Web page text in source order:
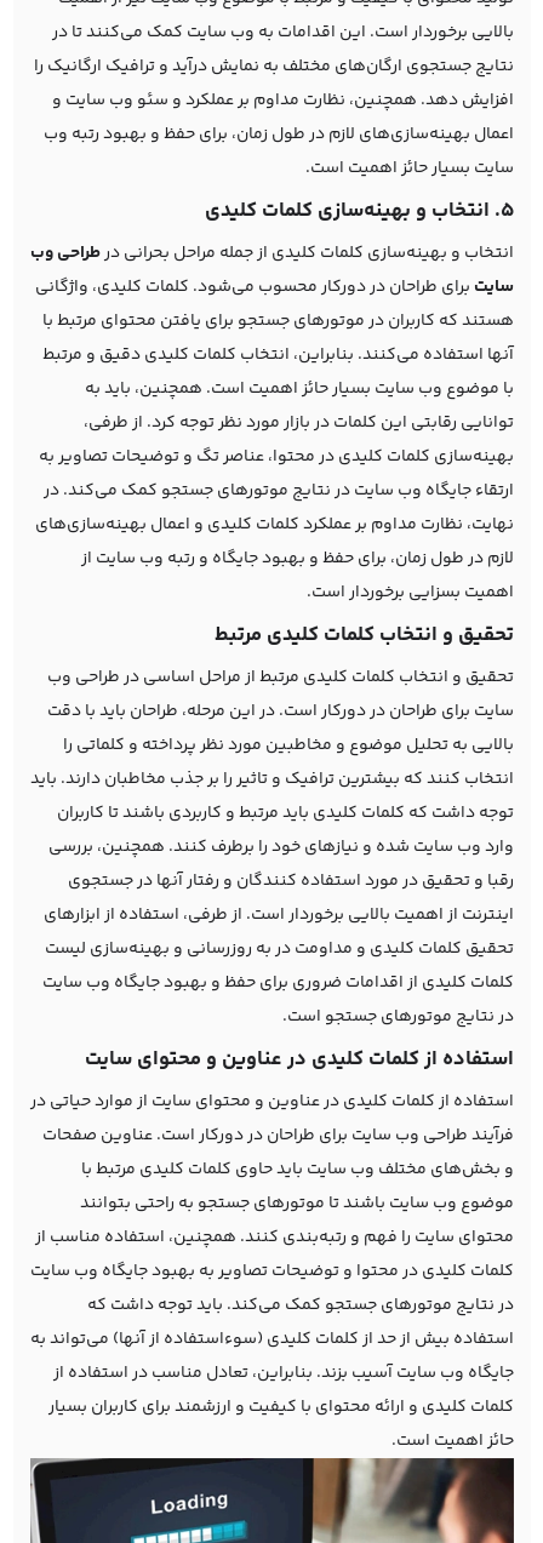
بالایی برخوردار است. این اقدامات به وب سایت کمک می‌کنند تا در
نتایج جستجوی ارگان‌های مختلف به نمایش درآید و ترافیک ارگانیک را
افزایش دهد. همچنین، نظارت مداوم بر عملکرد و سئو وب سایت و
اعمال بهینه‌سازی‌های لازم در طول زمان، برای حفظ و بهبود رتبه وب
سایت بسیار حائز اهمیت است.
5. انتخاب و بهینه‌سازی کلمات کلیدی
انتخاب و بهینه‌سازی کلمات کلیدی از جمله مراحل بحرانی درطراحی وب‌
سایت برای طراحان در دورکار محسوب می‌شود. کلمات کلیدی، واژگانی
هستند که کاربران در موتورهای جستجو برای یافتن محتوای مرتبط با
آنها استفاده می‌کنند. بنابراین، انتخاب کلمات کلیدی دقیق و مرتبط
با موضوع وب سایت بسیار حائز اهمیت است. همچنین، باید به
توانایی رقابتی این کلمات در بازار مورد نظر توجه کرد. از طرفی،
بهینه‌سازی کلمات کلیدی در محتوا، عناصر تگ و توضیحات تصاویر به
ارتقاء جایگاه وب سایت در نتایج موتورهای جستجو کمک می‌کند. در
نهایت، نظارت مداوم بر عملکرد کلمات کلیدی و اعمال بهینه‌سازی‌های
لازم در طول زمان، برای حفظ و بهبود جایگاه و رتبه وب سایت از
اهمیت بسزایی برخوردار است.
تحقیق و انتخاب کلمات کلیدی مرتبط
تحقیق و انتخاب کلمات کلیدی مرتبط از مراحل اساسی در طراحی وب
سایت برای طراحان در دورکار است. در این مرحله، طراحان باید با دقت
بالایی به تحلیل موضوع و مخاطبین مورد نظر پرداخته و کلماتی را
انتخاب کنند که بیشترین ترافیک و تاثیر را بر جذب مخاطبان دارند. باید
توجه داشت که کلمات کلیدی باید مرتبط و کاربردی باشند تا کاربران
وارد وب سایت شده و نیازهای خود را برطرف کنند. همچنین، بررسی
رقبا و تحقیق در مورد استفاده کنندگان و رفتار آنها در جستجوی
اینترنت از اهمیت بالایی برخوردار است. از طرفی، استفاده از ابزارهای
تحقیق کلمات کلیدی و مداومت در به روزرسانی و بهینه‌سازی لیست
کلمات کلیدی از اقدامات ضروری برای حفظ و بهبود جایگاه وب سایت
در نتایج موتورهای جستجو است.
استفاده از کلمات کلیدی در عناوین و محتوای سایت
استفاده از کلمات کلیدی در عناوین و محتوای سایت از موارد حیاتی در
فرآیند طراحی وب سایت برای طراحان در دورکار است. عناوین صفحات
و بخش‌های مختلف وب سایت باید حاوی کلمات کلیدی مرتبط با
موضوع وب سایت باشند تا موتورهای جستجو به راحتی بتوانند
محتوای سایت را فهم و رتبه‌بندی کنند. همچنین، استفاده مناسب از
کلمات کلیدی در محتوا و توضیحات تصاویر به بهبود جایگاه وب سایت
در نتایج موتورهای جستجو کمک می‌کند. باید توجه داشت که
استفاده بیش از حد از کلمات کلیدی (سوءاستفاده از آنها) می‌تواند به
جایگاه وب سایت آسیب بزند. بنابراین، تعادل مناسب در استفاده از
کلمات کلیدی و ارائه محتوای با کیفیت و ارزشمند برای کاربران بسیار
حائز اهمیت است.